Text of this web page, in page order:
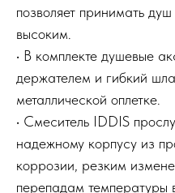
позволяет принимать
высоким.
• В комплекте душевые
держателем и гибкий
металлической оплетке.
• Смеситель IDDIS
надежному корпусу из
коррозии, резким
перепадам температуры